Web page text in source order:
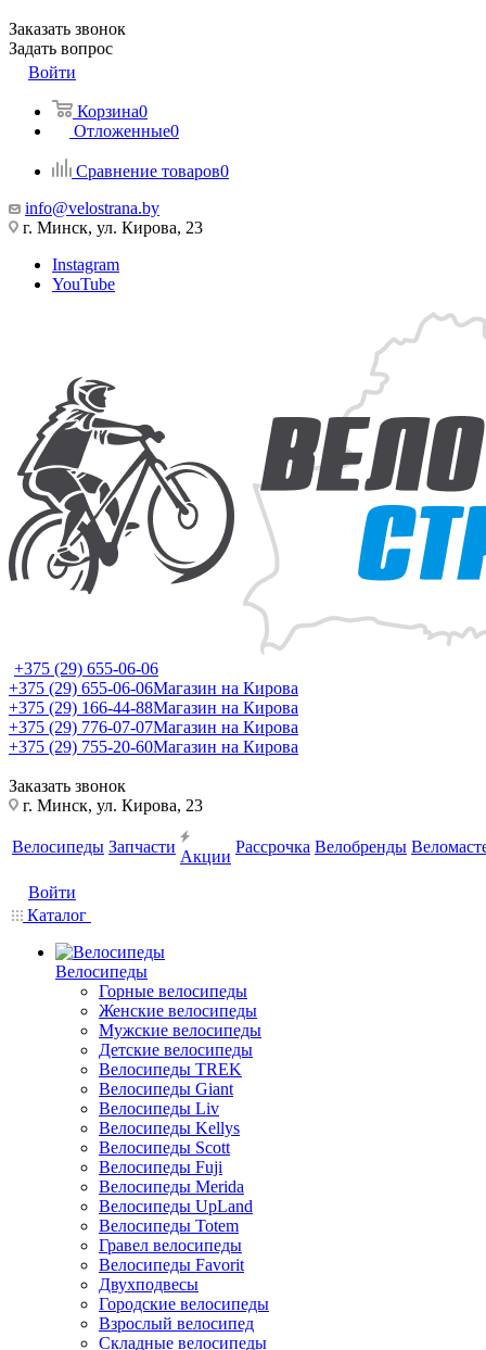
Заказать звонок
Задать вопрос
Войти
Корзина0
Отложенные0
Сравнение товаров0
info@velostrana.by
г. Минск, ул. Кирова, 23
Instagram
YouTube
+375 (29) 655-06-06
+375 (29) 655-06-06Магазин на Кирова
+375 (29) 166-44-88Магазин на Кирова
+375 (29) 776-07-07Магазин на Кирова
+375 (29) 755-20-60Магазин на Кирова
Заказать звонок
г. Минск, ул. Кирова, 23
Велосипеды Запчасти
Акции
Рассрочка Велобренды
Войти
Каталог
Велосипеды
Горные велосипеды
Женские велосипеды
Мужские велосипеды
Детские велосипеды
Велосипеды TREK
Велосипеды Giant
Велосипеды Liv
Велосипеды Kellys
Велосипеды Scott
Велосипеды Fuji
Велосипеды Merida
Велосипеды UpLand
Велосипеды Totem
Гравел велосипеды
Велосипеды Favorit
Двухподвесы
Городские велосипеды
Взрослый велосипед
Складные велосипеды